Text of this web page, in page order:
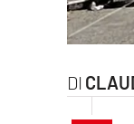
lacitymag.it